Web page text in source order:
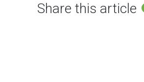
Share this article